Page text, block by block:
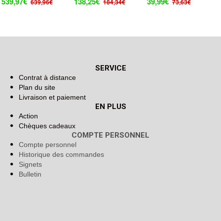
639,96€ 184,34€ 73,63€
SERVICE
Contrat à distance
Plan du site
Livraison et paiement
EN PLUS
Action
Chèques cadeaux
COMPTE PERSONNEL
Compte personnel
Historique des commandes
Signets
Bulletin